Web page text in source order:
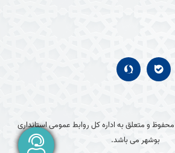
و متعلق به اداره کل روابط عمومی استانداری
بوشهر می باشد.